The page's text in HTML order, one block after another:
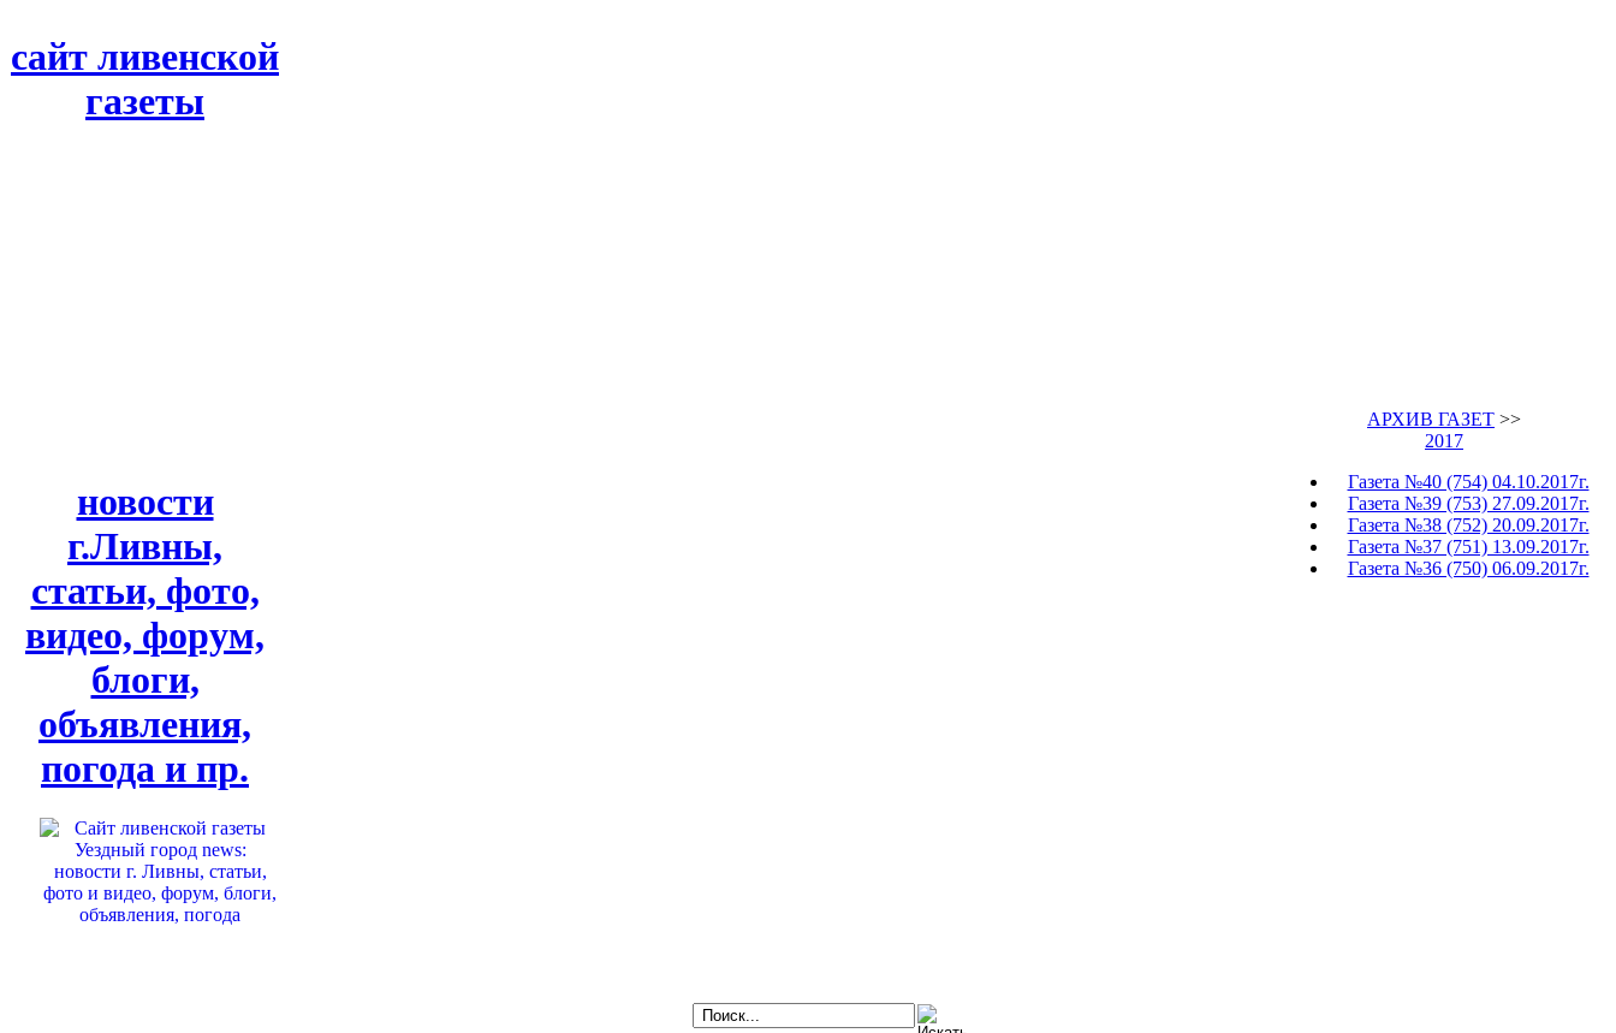
сайт ливенской
газеты
новости
г.Ливны,
статьи, фото,
видео, форум,
блоги,
объявления,
погода и пр.
АРХИВ ГАЗЕТ >>
2017
Газета №40 (754) 04.10.2017г.
Газета №39 (753) 27.09.2017г.
Газета №38 (752) 20.09.2017г.
Газета №37 (751) 13.09.2017г.
Газета №36 (750) 06.09.2017г.